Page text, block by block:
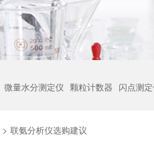
微量水分测定仪 颗粒计数器 闪点测
> 联氨分析仪选购建议